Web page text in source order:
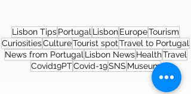
Lisbon TipsPortugal LisbonEuropeTourism
CuriositiesCultureTourist spotTravel to Portugal
News from Portugal Lisbon News HealthTravel
Covid19PTCovid-19SNS Museum